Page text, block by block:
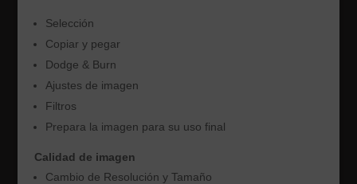
Selección
Copiar y pegar
Dodge & Burn
Ajustes de imagen
Filtros
Prepara la imagen para su uso final
Calidad de imagen
Cambio de Resolución y Tamaño